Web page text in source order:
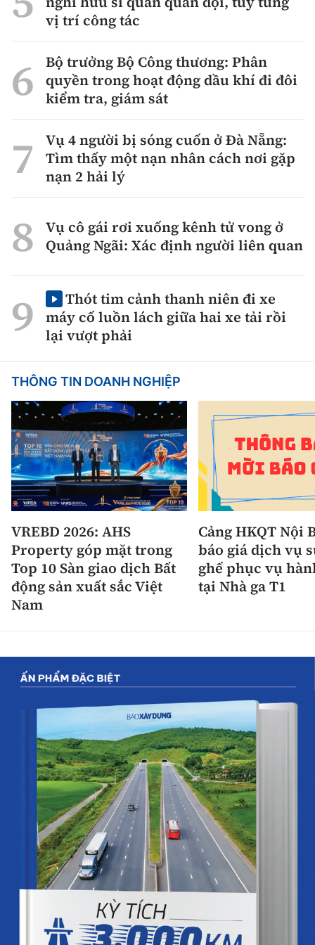
vị trí công tác
Bộ trưởng Bộ Công thương: Phân
quyền trong hoạt động dầu khí đi đôi
kiểm tra, giám sát
Vụ 4 người bị sóng cuốn ở Đà Nẵng:
Tìm thấy một nạn nhân cách nơi gặp
nạn 2 hải lý
Vụ cô gái rơi xuống kênh tử vong ở
Quảng Ngãi: Xác định người liên quan
Thót tim cảnh thanh niên đi xe
máy cố luồn lách giữa hai xe tải rồi
lại vượt phải
THÔNG TIN DOANH NGHIỆP
VREBD 2026: AHS
Property góp mặt trong
Top 10 Sàn giao dịch Bất
động sản xuất sắc Việt
Nam
Cảng HKQT Nội
báo giá dịch vụ
ghế phục vụ
tại Nhà ga T1